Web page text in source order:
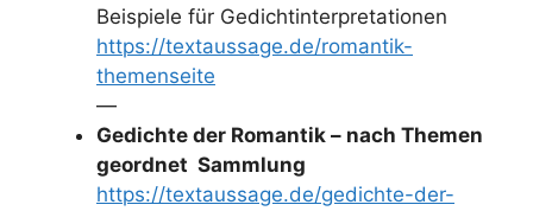
Beispiele für Gedichtinterpretationen
https://textaussage.de/romantik-
themenseite
—
Gedichte der Romantik – nach Themen
geordnet Sammlung
https://textaussage.de/gedichte-der-